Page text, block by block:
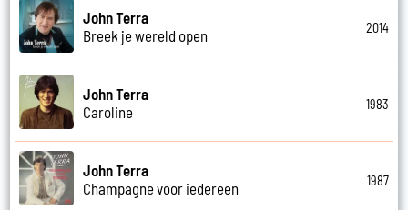
John Terra
Breek je wereld open
2014
John Terra
Caroline
1983
John Terra
Champagne voor iedereen
1987